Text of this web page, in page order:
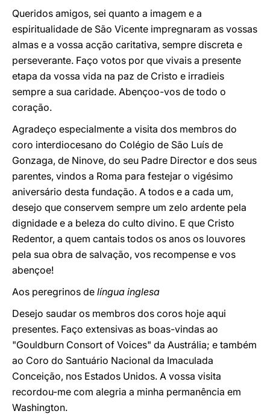
Queridos amigos, sei quanto a imagem e a
espiritualidade de São Vicente impregnaram as vossas
almas e a vossa acção caritativa, sempre discreta e
perseverante. Faço votos por que vivais a presente
etapa da vossa vida na paz de Cristo e irradieis
sempre a sua caridade. Abençoo-vos de todo o
coração.
Agradeço especialmente a visita dos membros do
coro interdiocesano do Colégio de São Luís de
Gonzaga, de Ninove, do seu Padre Director e dos seus
parentes, vindos a Roma para festejar o vigésimo
aniversário desta fundação. A todos e a cada um,
desejo que conservem sempre um zelo ardente pela
dignidade e a beleza do culto divino. E que Cristo
Redentor, a quem cantais todos os anos os louvores
pela sua obra de salvação, vos recompense e vos
abençoe!
Aos peregrinos de língua inglesa
Desejo saudar os membros dos coros hoje aqui
presentes. Faço extensivas as boas-vindas ao
"Gouldburn Consort of Voices" da Austrália; e também
ao Coro do Santuário Nacional da Imaculada
Conceição, nos Estados Unidos. A vossa visita
recordou-me com alegria a minha permanência em
Washington.